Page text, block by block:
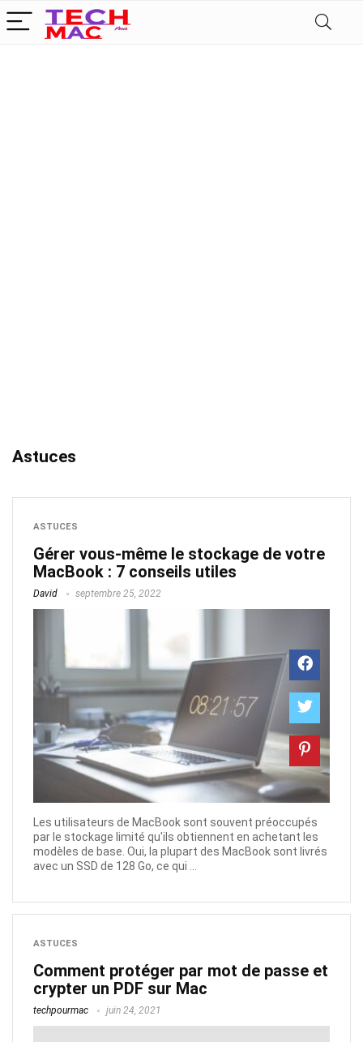
Astuces
ASTUCES
Gérer vous-même le stockage de votre
MacBook : 7 conseils utiles
David septembre 25, 2022
Les utilisateurs de MacBook sont souvent préoccupés
par le stockage limité qu'ils obtiennent en achetant les
modèles de base. Oui, la plupart des MacBook sont livrés
avec un SSD de 128 Go, ce qui ...
ASTUCES
Comment protéger par mot de passe et
crypter un PDF sur Mac
techpourmac juin 24, 2021